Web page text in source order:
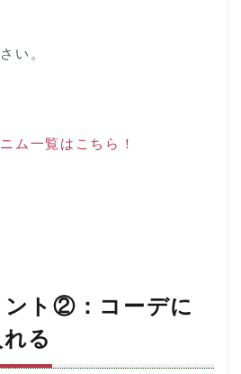
い。
ム一覧はこちら！
ント②：コーデに
れる